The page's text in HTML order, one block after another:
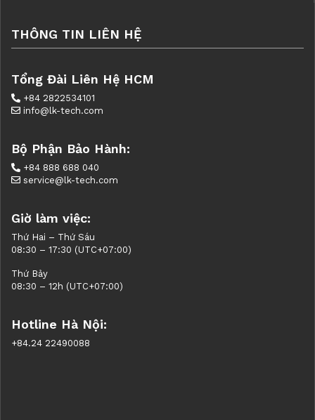
THÔNG TIN LIÊN HỆ
Tổng Đài Liên Hệ HCM
+84 2822534101
info@lk-tech.com
Bộ Phận Bảo Hành:
+84 888 688 040
service@lk-tech.com
Giờ làm việc:
Thứ Hai – Thứ Sáu
08:30 – 17:30 (UTC+07:00)
Thứ Bảy
08:30 – 12h (UTC+07:00)
Hotline Hà Nội:
+84.24 22490088